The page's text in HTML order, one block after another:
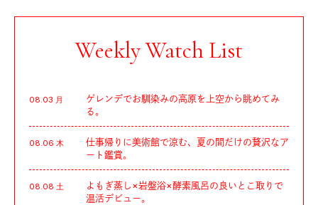
Weekly Watch List
08.03 月
ゲレンデでお馴染みの高原を上空から眺めてみ
る。
08.06 木
仕事帰りに美術館で涼む、夏の間だけの贅沢なア
ート鑑賞。
08.08 土
よもぎ蒸し×岩盤浴×酵素風呂の良いとこ取りで
温活デビュー。